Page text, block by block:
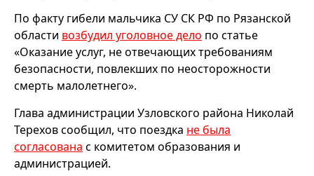
По факту гибели мальчика СУ СК РФ по Рязанской
области возбудил уголовное дело по статье
«Оказание услуг, не отвечающих требованиям
безопасности, повлекших по неосторожности
смерть малолетнего».
Глава администрации Узловского района Николай
Терехов сообщил, что поездка не была
согласована с комитетом образования и
администрацией.